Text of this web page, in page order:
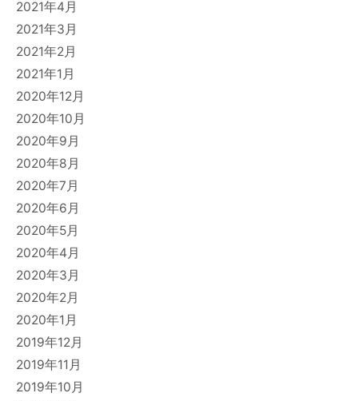
2021年4月
2021年3月
2021年2月
2021年1月
2020年12月
2020年10月
2020年9月
2020年8月
2020年7月
2020年6月
2020年5月
2020年4月
2020年3月
2020年2月
2020年1月
2019年12月
2019年11月
2019年10月